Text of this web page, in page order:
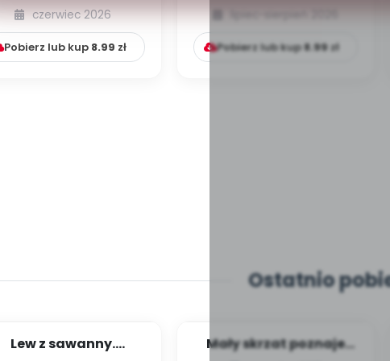
czerwiec 2026
Pobierz lub kup 8.99 zł Pobierz lub kup8.99zł
Ostatnio
Lew z sawanny.
Mały skrzat poznaje